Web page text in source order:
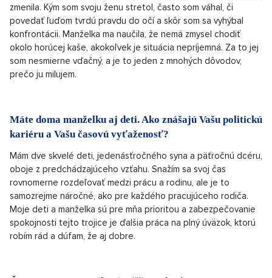
zmenila. Kým som svoju ženu stretol, často som váhal, či
povedať ľuďom tvrdú pravdu do očí a skôr som sa vyhýbal
konfrontácii. Manželka ma naučila, že nemá zmysel chodiť
okolo horúcej kaše, akokoľvek je situácia nepríjemná. Za to jej
som nesmierne vďačný, a je to jeden z mnohých dôvodov,
prečo ju milujem.
Máte doma manželku aj deti. Ako znášajú Vašu politickú
kariéru a Vašu časovú vyťaženosť?
Mám dve skvelé deti, jedenásťročného syna a päťročnú dcéru,
oboje z predchádzajúceho vzťahu. Snažím sa svoj čas
rovnomerne rozdeľovať medzi prácu a rodinu, ale je to
samozrejme náročné, ako pre každého pracujúceho rodiča.
Moje deti a manželka sú pre mňa prioritou a zabezpečovanie
spokojnosti tejto trojice je ďalšia práca na plný úväzok, ktorú
robím rád a dúfam, že aj dobre.